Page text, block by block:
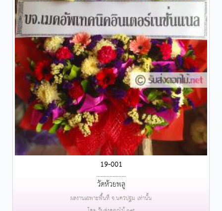
19-001
....................
วัดห้วยพลู
ผลงานเฉพาะพื้นที่ จ.นครปฐม เท่านั้น